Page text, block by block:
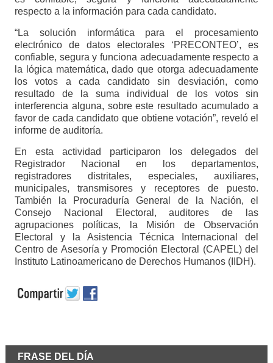
respecto a la información para cada candidato.
“La solución informática para el procesamiento
electrónico de datos electorales ‘PRECONTEO’, es
confiable, segura y funciona adecuadamente respecto a
la lógica matemática, dado que otorga adecuadamente
los votos a cada candidato sin desviación, como
resultado de la suma individual de los votos sin
interferencia alguna, sobre este resultado acumulado a
favor de cada candidato que obtiene votación”, reveló el
informe de auditoría.
En esta actividad participaron los delegados del
Registrador Nacional en los departamentos,
registradores distritales, especiales, auxiliares,
municipales, transmisores y receptores de puesto.
También la Procuraduría General de la Nación, el
Consejo Nacional Electoral, auditores de las
agrupaciones políticas, la Misión de Observación
Electoral y la Asistencia Técnica Internacional del
Centro de Asesoría y Promoción Electoral (CAPEL) del
Instituto Latinoamericano de Derechos Humanos (IIDH).
FRASE DEL DÍA